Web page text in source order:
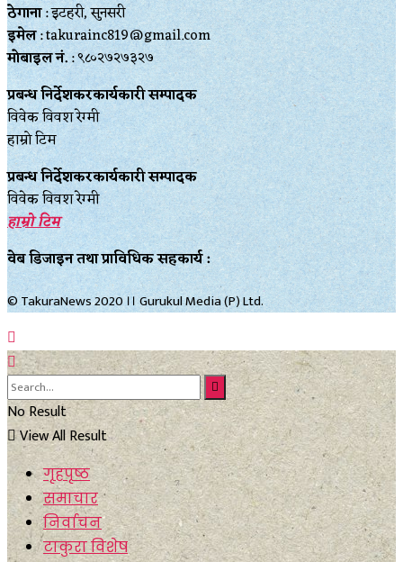
ठेगाना: इटहरी, सुनसरी
इमेल: takurainc819@gmail.com
मोबाइल नं.: ९८०२७२७३२७
प्रबन्ध निर्देशकरकार्यकारी सम्पादक
विवेक विवश रेग्मी
हाम्रो टिम
प्रबन्ध निर्देशकरकार्यकारी सम्पादक
विवेक विवश रेग्मी
हाम्रो टिम
वेब डिजाइन तथा प्राविधिक सहकार्य :
© TakuraNews 2020 ।। Gurukul Media (P) Ltd.
No Result
View All Result
गृहपृष्ठ
समाचार
निर्वाचन
टाकुरा विशेष